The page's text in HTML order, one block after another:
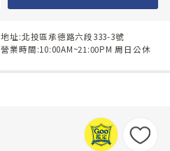
地址:北投區承德路六段333-3號
營業時間:10:00AM~21:00PM 周日公休